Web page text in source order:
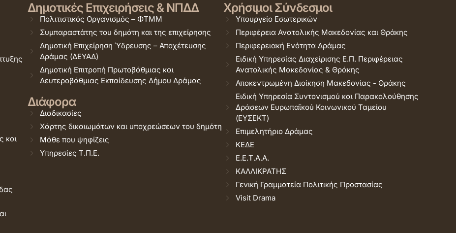
και
Δημοτικές Επιχειρήσεις & ΝΠΔΔ
Πολιτιστικός Οργανισμός – ΦΤΜΜ
Συμπαραστάτης του δημότη και της επιχείρησης
Δημοτική Επιχείρηση Ύδρευσης – Αποχέτευσης
Δράμας (ΔΕΥΑΔ)
Δημοτική Επιτροπή Πρωτοβάθμιας και
Δευτεροβάθμιας Εκπαίδευσης Δήμου Δράμας
Διάφορα
Διαδικασίες
Χάρτης δικαιωμάτων και υποχρεώσεων του δημότη
Μάθε που ψηφίζεις
Υπηρεσίες Τ.Π.Ε.
Χρήσιμοι Σύνδεσμοι
Υπουργείο Εσωτερικών
Περιφέρεια Ανατολικής Μακεδονίας και Θράκης
Περιφερειακή Ενότητα Δράμας
Ειδική Υπηρεσίας Διαχείρισης Ε.Π. Περιφέρειας
Ανατολικής Μακεδονίας & Θράκης
Αποκεντρωμένη Διοίκηση Μακεδονίας - Θράκης
Ειδική Υπηρεσία Συντονισμού και Παρακολούθησης
Δράσεων Ευρωπαϊκού Κοινωνικού Ταμείου
(ΕΥΣΕΚΤ)
Επιμελητήριο Δράμας
ΚΕΔΕ
Ε.Ε.Τ.Α.Α.
ΚΑΛΛΙΚΡΑΤΗΣ
Γενική Γραμματεία Πολιτικής Προστασίας
Visit Drama